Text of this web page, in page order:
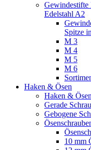
Gewindestifte
Edelstahl A2
Spitze
M 3
M 4
M 5
M 6
Haken & Ösen
Haken &
Gerade
Gebogene
10 mm